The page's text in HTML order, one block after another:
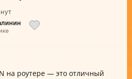
на роутере — это отличный